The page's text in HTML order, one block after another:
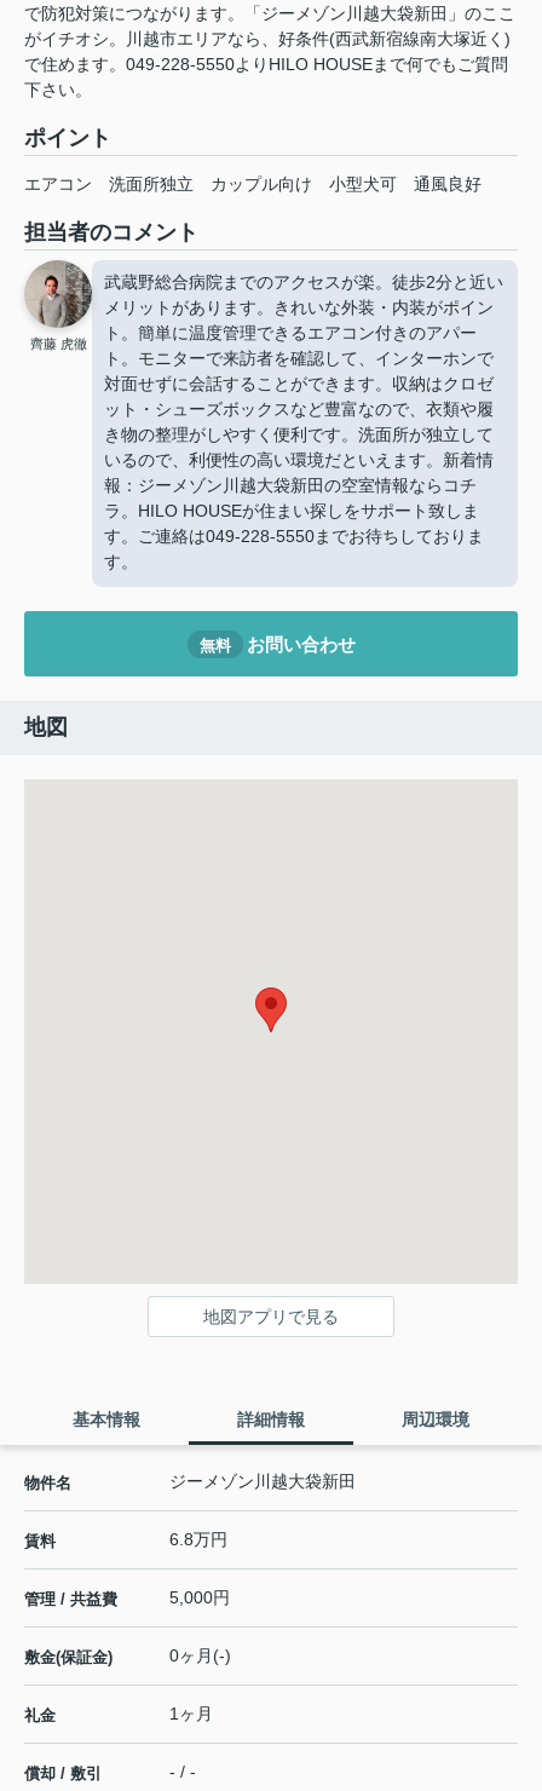
で防犯対策につながります。「ジーメゾン川越大袋新田」のここ
がイチオシ。川越市エリアなら、好条件(西武新宿線南大塚近く)
で住めます。049-228-5550よりHILO HOUSEまで何でもご質問
下さい。
ポイント
エアコン 洗面所独立 カップル向け 小型犬可 通風良好
担当者のコメント
齊藤 虎徹
武蔵野総合病院までのアクセスが楽。徒歩2分と近い
メリットがあります。きれいな外装・内装がポイン
ト。簡単に温度管理できるエアコン付きのアパー
ト。モニターで来訪者を確認して、インターホンで
対面せずに会話することができます。収納はクロゼ
ット・シューズボックスなど豊富なので、衣類や履
き物の整理がしやすく便利です。洗面所が独立して
いるので、利便性の高い環境だといえます。新着情
報：ジーメゾン川越大袋新田の空室情報ならコチ
ラ。HILO HOUSEが住まい探しをサポート致しま
す。ご連絡は049-228-5550までお待ちしておりま
す。
無料 お問い合わせ
地図
地図アプリで見る
基本情報 詳細情報 周辺環境
物件名 ジーメゾン川越大袋新田
賃料 6.8万円
管理 / 共益費 5,000円
敷金(保証金) 0ヶ月(-)
礼金 1ヶ月
償却 / 敷引 - / -